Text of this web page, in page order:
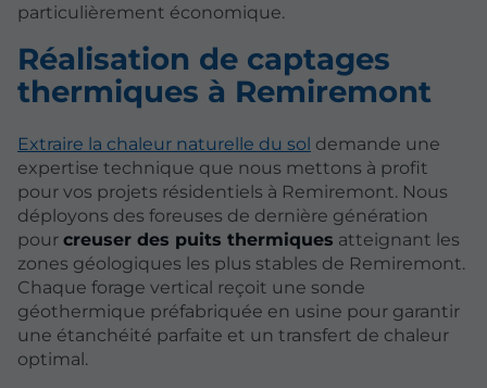
particulièrement économique.
Réalisation de captages
thermiques à Remiremont
Extraire la chaleur naturelle du sol demande une
expertise technique que nous mettons à profit
pour vos projets résidentiels à Remiremont. Nous
déployons des foreuses de dernière génération
pour creuser des puits thermiques atteignant les
zones géologiques les plus stables de Remiremont.
Chaque forage vertical reçoit une sonde
géothermique préfabriquée en usine pour garantir
une étanchéité parfaite et un transfert de chaleur
optimal.